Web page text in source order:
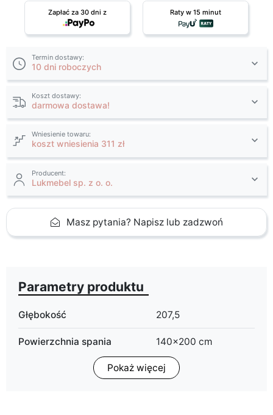
Zapłać za 30 dni z Raty w 15 minut
Termin dostawy:
10 dni roboczych
Koszt dostawy:
darmowa dostawa!
Wniesienie towaru:
koszt wniesienia 311 zł
Producent:
Lukmebel sp. z o. o.
Masz pytania? Napisz lub zadzwoń
Parametry produktu
Głębokość 207,5
Powierzchnia spania
140x200 cm
160x200 cm
180x200 cm
Pokaż więcej